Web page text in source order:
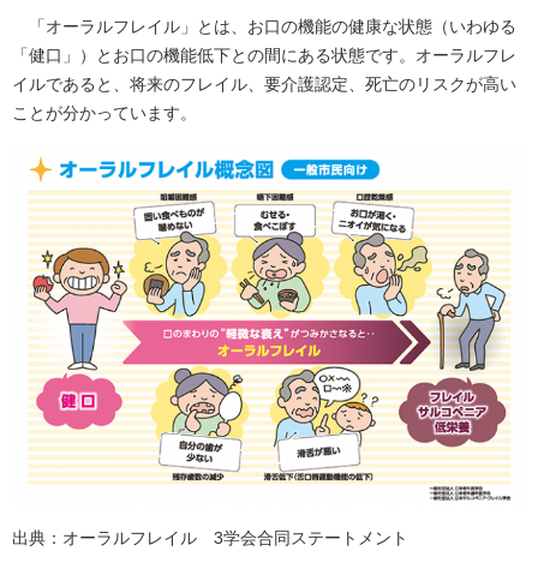
「オーラルフレイル」とは、お口の機能の健康な状態（いわゆる
「健口」）とお口の機能低下との間にある状態です。オーラルフレ
イルであると、将来のフレイル、要介護認定、死亡のリスクが高い
ことが分かっています。
出典：オーラルフレイル 3学会合同ステートメント